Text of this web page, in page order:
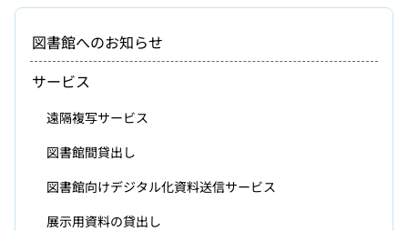
図書館へのお知らせ
サービス
遠隔複写サービス
図書館間貸出し
図書館向けデジタル化資料送信サービス
展示用資料の貸出し